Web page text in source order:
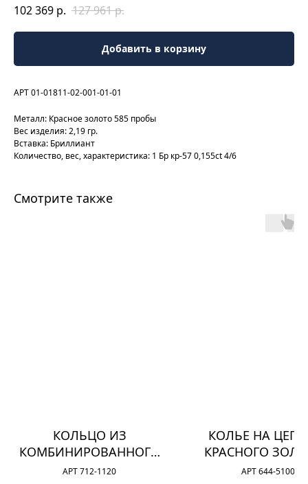
102 369 р. 127 961р.
Добавить в корзину
АРТ 01-01811-02-001-01-01
Металл: Красное золото 585 пробы
Вес изделия: 2,19 гр.
Вставка: Бриллиант
Количество, вес, характеристика: 1 Бр кр-57 0,155ct 4/6
Смотрите также
КОЛЬЦО ИЗ
КОМБИНИРОВАННОГО
ЗОЛОТА С
АРТ 712-1120
КОЛЬЕ НА
КРАСНОГО
АРТ 644-5100